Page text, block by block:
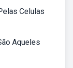
Celulas
Aqueles